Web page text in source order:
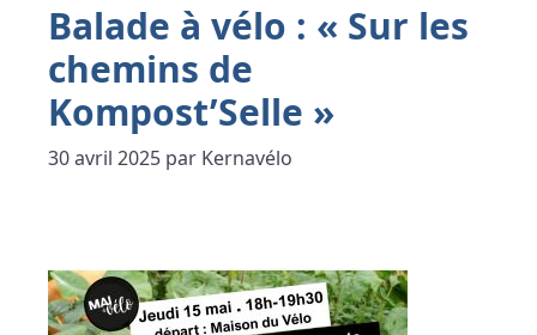
Balade à vélo : « Sur les
chemins de
Kompost’Selle »
30 avril 2025 par Kernavélo